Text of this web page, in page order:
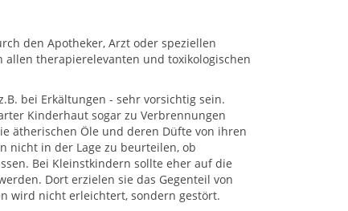
den Apotheker, Arzt oder speziellen
therapierelevanten und toxikologischen
bei Erkältungen - sehr vorsichtig sein.
Kinderhaut sogar zu Verbrennungen
ätherischen Öle und deren Düfte von ihren
nicht in der Lage zu beurteilen, ob
Bei Kleinstkindern sollte eher auf die
Dort erzielen sie das Gegenteil von
wird nicht erleichtert, sondern gestört.